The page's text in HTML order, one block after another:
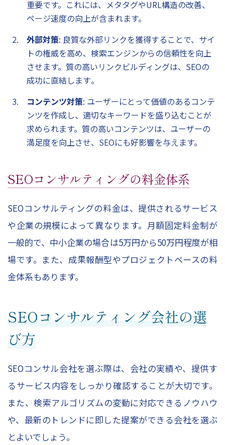
重要です。これには、メタタグやURL構造の改善、
ページ速度の向上が含まれます。
外部対策: 良質な外部リンクを獲得することで、サイ
トの権威を高め、検索エンジンからの信頼性を向上
させます。質の高いリンクビルディングは、SEOの
成功に直結します​。
コンテンツ対策: ユーザーにとって価値のあるコンテ
ンツを作成し、適切なキーワードを盛り込むことが
求められます。質の高いコンテンツは、ユーザーの
満足度を向上させ、SEOにも好影響を与えます。
SEOコンサルティングの料金体系
SEOコンサルティングの料金は、提供されるサービス
や企業の規模によって異なります。月額固定料金制が
一般的で、中小企業の場合は5万円から50万円程度が相
場です。また、成果報酬型やプロジェクトベースの料
金体系もあります。
SEOコンサルティング会社の選
び方
SEOコンサル会社を選ぶ際は、会社の実績や、提供す
るサービス内容をしっかり確認することが大切です。
また、検索アルゴリズムの変動に対応できるノウハウ
や、最新のトレンドに即した提案ができる会社を選ぶ
とよいでしょう。